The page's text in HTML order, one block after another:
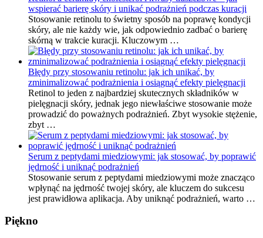
wspierać barierę skóry i unikać podrażnień podczas kuracji
Stosowanie retinolu to świetny sposób na poprawę kondycji
skóry, ale nie każdy wie, jak odpowiednio zadbać o barierę
skórną w trakcie kuracji. Kluczowym …
Błędy przy stosowaniu retinolu: jak ich unikać, by
zminimalizować podrażnienia i osiągnąć efekty pielęgnacji
Retinol to jeden z najbardziej skutecznych składników w
pielęgnacji skóry, jednak jego niewłaściwe stosowanie może
prowadzić do poważnych podrażnień. Zbyt wysokie stężenie,
zbyt …
Serum z peptydami miedziowymi: jak stosować, by poprawić
jędrność i uniknąć podrażnień
Stosowanie serum z peptydami miedziowymi może znacząco
wpłynąć na jędrność twojej skóry, ale kluczem do sukcesu
jest prawidłowa aplikacja. Aby uniknąć podrażnień, warto …
Piękno